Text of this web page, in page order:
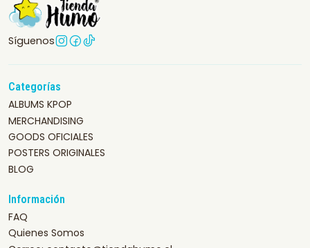
Síguenos
Categorías
ALBUMS KPOP
MERCHANDISING
GOODS OFICIALES
POSTERS ORIGINALES
BLOG
Información
FAQ
Quienes Somos